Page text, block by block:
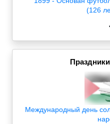
(126
Международный день